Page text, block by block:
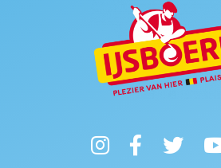
InstagramFacebookTwitter